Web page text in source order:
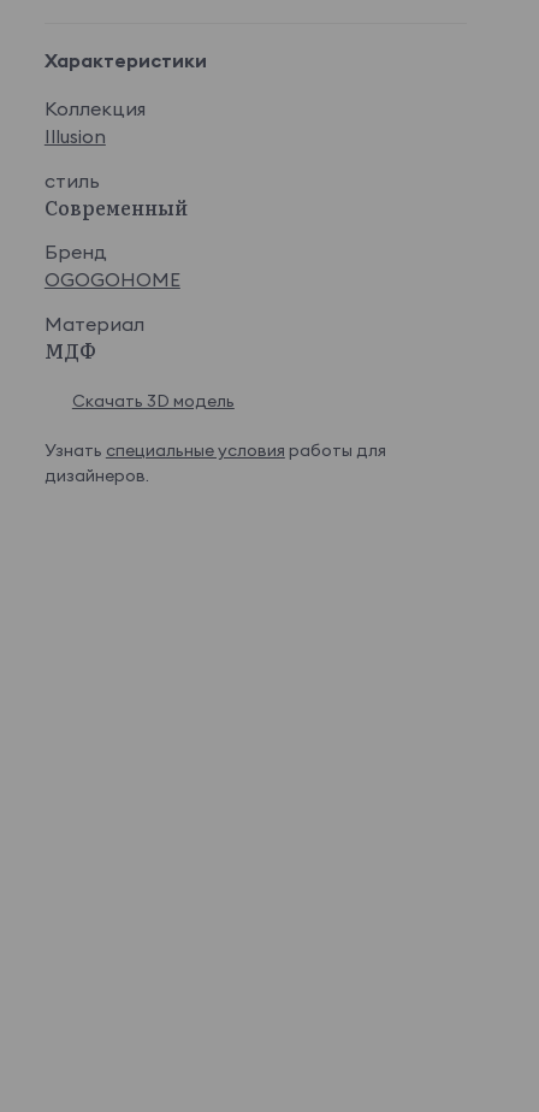
Характеристики
Коллекция
Illusion
стиль
Современный
Бренд
OGOGOHOME
Материал
МДФ
Скачать 3D модель
Узнать специальные условия работы для
дизайнеров.